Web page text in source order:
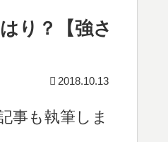
り？【強さ
2018.10.13
事も執筆しま